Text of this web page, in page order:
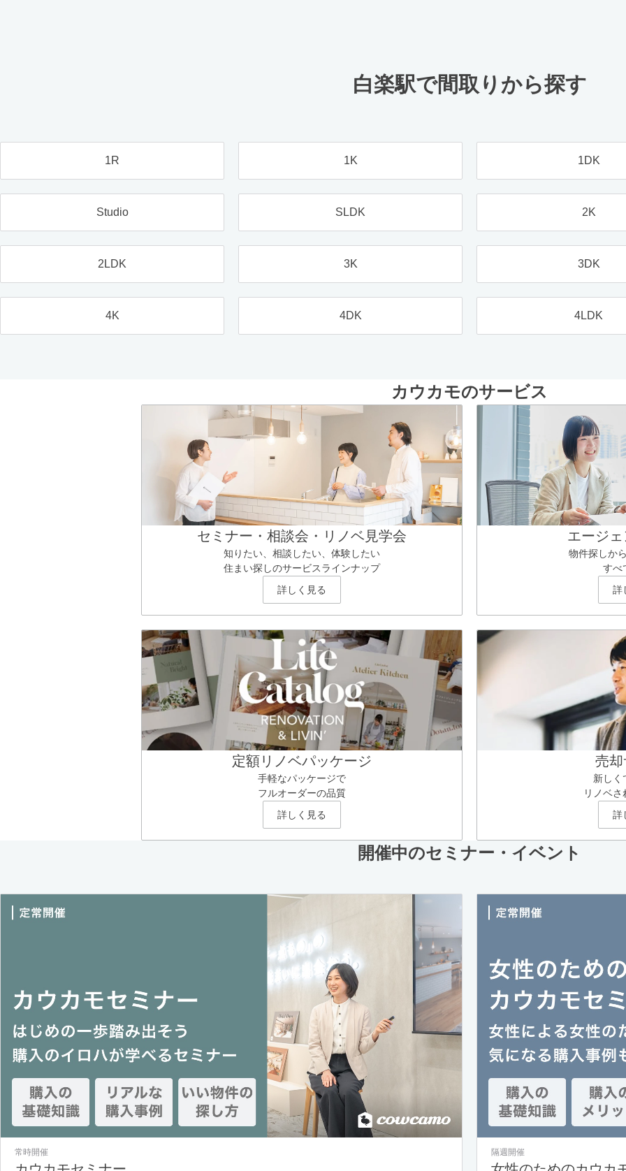
白楽駅で間取りから探す
1R 1K 1DK
Studio SLDK 2K
2LDK 3K 3DK
4K 4DK 4LDK
カウカモのサービス
セミナー・相談会・リノベ見学会
知りたい、相談したい、体験したい
住まい探しのサービスラインナップ
詳しく見る
エージ
物件探しか
すべ
詳
定額リノベパッケージ
手軽なパッケージで
フルオーダーの品質
詳しく見る
売
新しく
リノベ
詳
開催中のセミナー・イベント
常時開催 隔週開催